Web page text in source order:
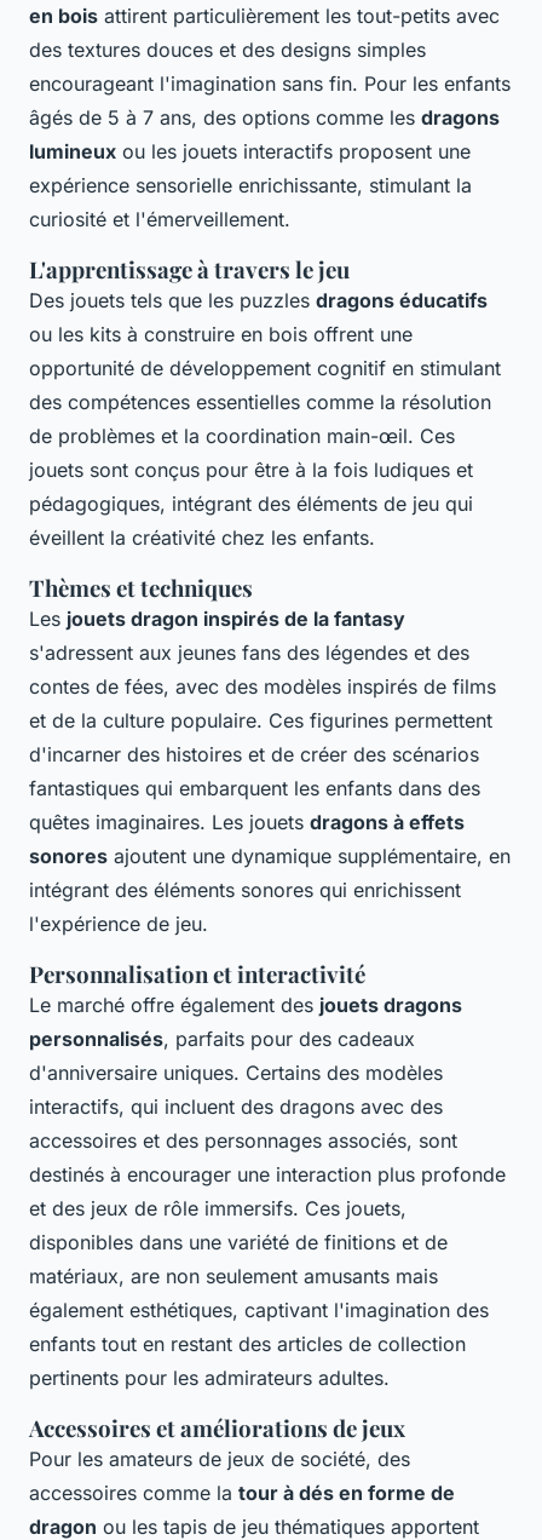
en bois attirent particulièrement les tout-petits avec
des textures douces et des designs simples
encourageant l'imagination sans fin. Pour les enfants
âgés de 5 à 7 ans, des options comme les dragons
lumineux ou les jouets interactifs proposent une
expérience sensorielle enrichissante, stimulant la
curiosité et l'émerveillement.
L'apprentissage à travers le jeu
Des jouets tels que les puzzles dragons éducatifs
ou les kits à construire en bois offrent une
opportunité de développement cognitif en stimulant
des compétences essentielles comme la résolution
de problèmes et la coordination main-œil. Ces
jouets sont conçus pour être à la fois ludiques et
pédagogiques, intégrant des éléments de jeu qui
éveillent la créativité chez les enfants.
Thèmes et techniques
Les jouets dragon inspirés de la fantasy
s'adressent aux jeunes fans des légendes et des
contes de fées, avec des modèles inspirés de films
et de la culture populaire. Ces figurines permettent
d'incarner des histoires et de créer des scénarios
fantastiques qui embarquent les enfants dans des
quêtes imaginaires. Les jouets dragons à effets
sonores ajoutent une dynamique supplémentaire, en
intégrant des éléments sonores qui enrichissent
l'expérience de jeu.
Personnalisation et interactivité
Le marché offre également des jouets dragons
personnalisés, parfaits pour des cadeaux
d'anniversaire uniques. Certains des modèles
interactifs, qui incluent des dragons avec des
accessoires et des personnages associés, sont
destinés à encourager une interaction plus profonde
et des jeux de rôle immersifs. Ces jouets,
disponibles dans une variété de finitions et de
matériaux, are non seulement amusants mais
également esthétiques, captivant l'imagination des
enfants tout en restant des articles de collection
pertinents pour les admirateurs adultes.
Accessoires et améliorations de jeux
Pour les amateurs de jeux de société, des
accessoires comme la tour à dés en forme de
dragon ou les tapis de jeu thématiques apportent